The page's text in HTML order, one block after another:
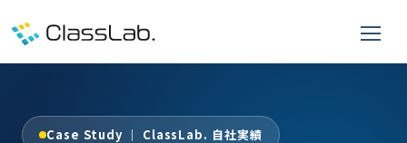
Case Study ｜ ClassLab. 自社実績